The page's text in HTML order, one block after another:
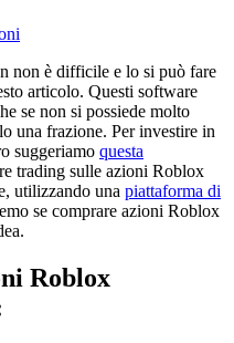
non è difficile e lo si può fare
articolo. Questi software
se non si possiede molto
una frazione. Per investire in
suggeriamo questa
trading sulle azioni Roblox
utilizzando una piattaforma di
se comprare azioni Roblox
Roblox